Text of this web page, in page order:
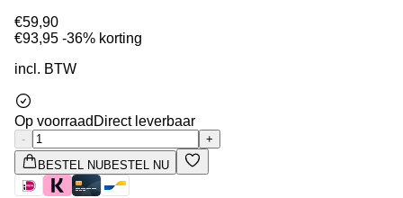
€59,90
€93,95 -36% korting
incl. BTW
Op voorraad Direct leverbaar
-
+
BESTEL NUBESTEL NU